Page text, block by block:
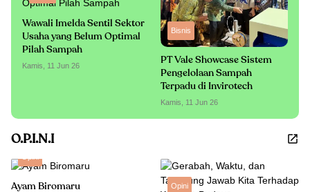
Wawali Imelda Sentil Sektor
Usaha yang Belum Optimal
Pilah Sampah
Kamis, 11 Jun 26
Bisnis
PT Vale Showcase Sistem
Pengelolaan Sampah
Terpadu di Invirotech
Kamis, 11 Jun 26
O.P.I.N.I
Ayam Biromaru Opini